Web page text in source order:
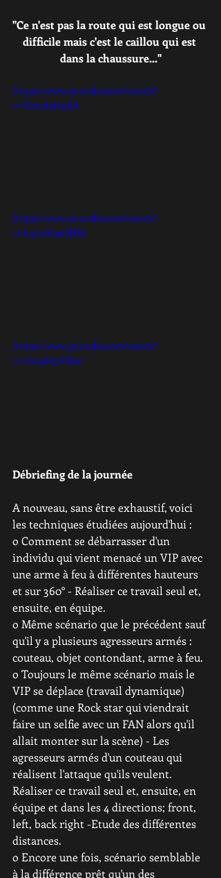
"Ce n'est pas la route qui est longue ou
difficile mais c'est le caillou qui est
dans la chaussure..."
https://www.youtube.com/watch?
v=Ve72daJr3AA
https://www.youtube.com/watch?
v=h4E0YuaOJDA
https://www.youtube.com/watch?
v=0zu4Sv5VO9c
Débriefing de la journée
A nouveau, sans être exhaustif, voici
les techniques étudiées aujourd'hui :
o Comment se débarrasser d'un
individu qui vient menacé un VIP avec
une arme à feu à différentes hauteurs
et sur 360° - Réaliser ce travail seul et,
ensuite, en équipe.
o Même scénario que le précédent sauf
qu'il y a plusieurs agresseurs armés :
couteau, objet contondant, arme à feu.
o Toujours le même scénario mais le
VIP se déplace (travail dynamique)
(comme une Rock star qui viendrait
faire un selfie avec un FAN alors qu'il
allait monter sur la scène) - Les
agresseurs armés d'un couteau qui
réalisent l'attaque qu'ils veulent.
Réaliser ce travail seul et, ensuite, en
équipe et dans les 4 directions; front,
left, back right -Etude des différentes
distances.
o Encore une fois, scénario semblable
à la différence prêt qu'un des